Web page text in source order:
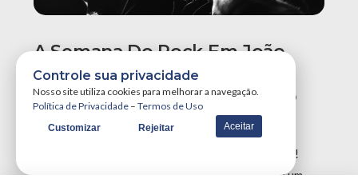
A Semana Do Rock Em João
Pessoa Promete Um Dos
Maiores Finais De Semana Do
Ano!
A Semana do Rock em João Pessoa tá destruidora!
Simplesmente teremos três grandes eventos em um
Controle sua privacidade
Nosso site utiliza cookies para melhorar a navegação.
Política de Privacidade – Termos de Uso
Customizar Rejeitar Aceitar